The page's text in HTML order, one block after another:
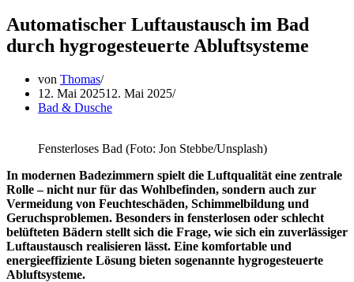
Automatischer Luftaustausch im Bad
durch hygrogesteuerte Abluftsysteme
von Thomas
12. Mai 202512. Mai 2025
Bad & Dusche
Fensterloses Bad (Foto: Jon Stebbe/Unsplash)
In modernen Badezimmern spielt die Luftqualität eine zentrale
Rolle – nicht nur für das Wohlbefinden, sondern auch zur
Vermeidung von Feuchteschäden, Schimmelbildung und
Geruchsproblemen. Besonders in fensterlosen oder schlecht
belüfteten Bädern stellt sich die Frage, wie sich ein zuverlässiger
Luftaustausch realisieren lässt. Eine komfortable und
energieeffiziente Lösung bieten sogenannte hygrogesteuerte
Abluftsysteme.